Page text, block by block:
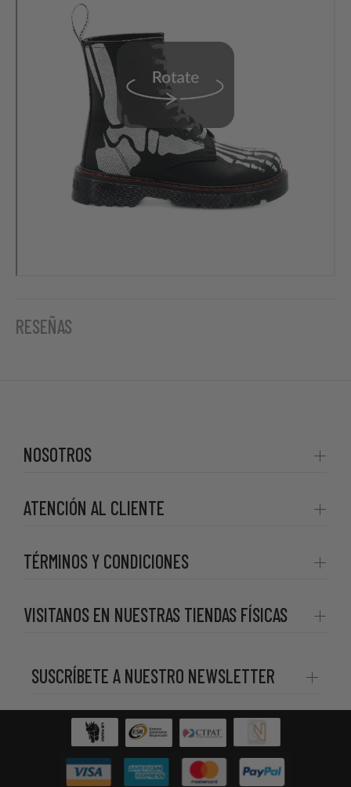
RESEÑAS
SUSCRÍBETE A NUESTRO NEWSLETTER
NOSOTROS
ATENCIÓN AL CLIENTE
TÉRMINOS Y CONDICIONES
VISITANOS EN NUESTRAS TIENDAS FÍSICAS